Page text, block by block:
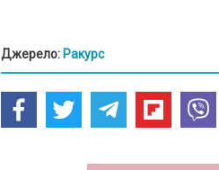
Джерело: Ракурс